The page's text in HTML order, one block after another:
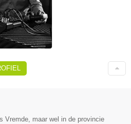
Vremde, maar wel in de provincie